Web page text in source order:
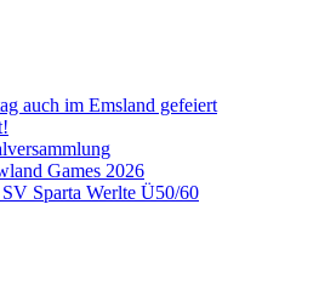
auch im Emsland gefeiert
Games 2026
Sparta Werlte Ü50/60